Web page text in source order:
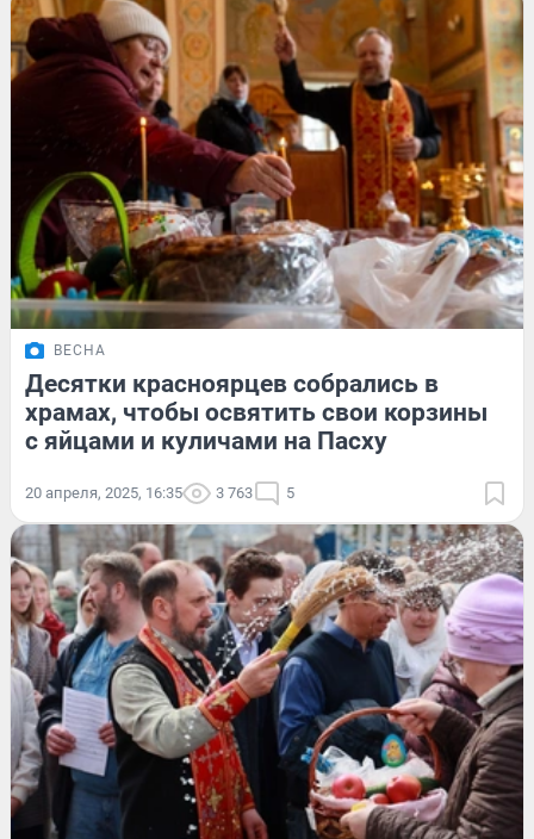
ВЕСНА
Десятки красноярцев собрались в
храмах, чтобы освятить свои корзины
с яйцами и куличами на Пасху
20 апреля, 2025, 16:35 3 763 5